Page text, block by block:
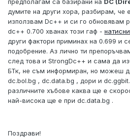
предполагам са базирани на DC
думите на други хора, разбирам, че
използвам Dc++ и си го обновявам
dc++ 0.700 хванах този гаф -
други фактори приминах на 0.699 и
подобрение. Аз лично ти
след това и StrongDc++ и сама да
БТк, не съм информиран, но можеш
dc.bol.bg , dc.data.bg , дори и
различните хъбове каква ще е
най-висока ще е при dc.data.bg .
Поздрави!